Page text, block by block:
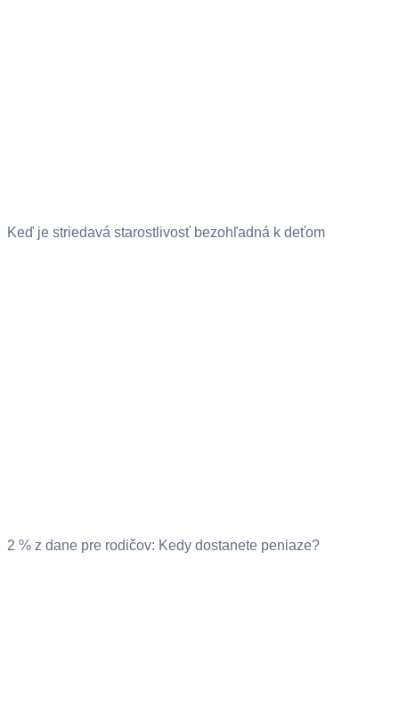
Keď je striedavá starostlivosť bezohľadná k deťom
2 % z dane pre rodičov: Kedy dostanete peniaze?